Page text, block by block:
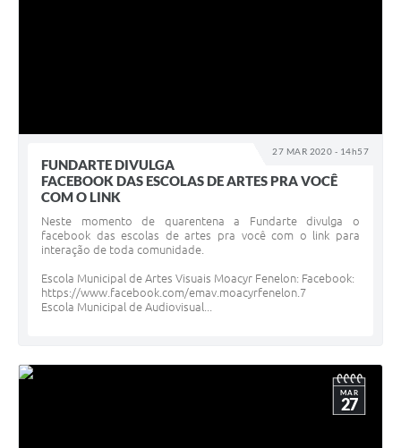
27 MAR 2020 - 14h57
FUNDARTE DIVULGA
FACEBOOK DAS ESCOLAS DE ARTES PRA VOCÊ
COM O LINK
Neste momento de quarentena a Fundarte divulga o
facebook das escolas de artes pra você com o link para
interação de toda comunidade.
Escola Municipal de Artes Visuais Moacyr Fenelon: Facebook:
https://www.facebook.com/emav.moacyrfenelon.7
Escola Municipal de Audiovisual...
MAR
27